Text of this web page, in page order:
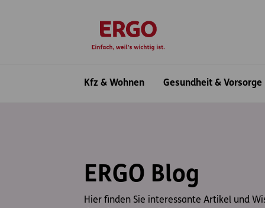
Kfz & Wohnen
Gesundheit & Vorsorge
ERGO Blog
Hier finden Sie interessante Artikel und